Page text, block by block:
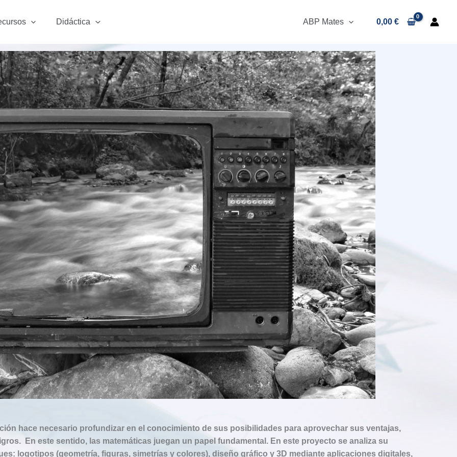
Didáctica ABP Mates 0,00 €
necesario profundizar en el conocimiento de sus posibilidades para aprovechar sus ventajas, pero también concienciar
juegan un papel fundamental. En este proyecto se analiza su importante relación a través de numerosos enfoques:
gráfico y 3D mediante aplicaciones digitales, aportaciones a la publicidad y el marketing (ofertas y descuentos,